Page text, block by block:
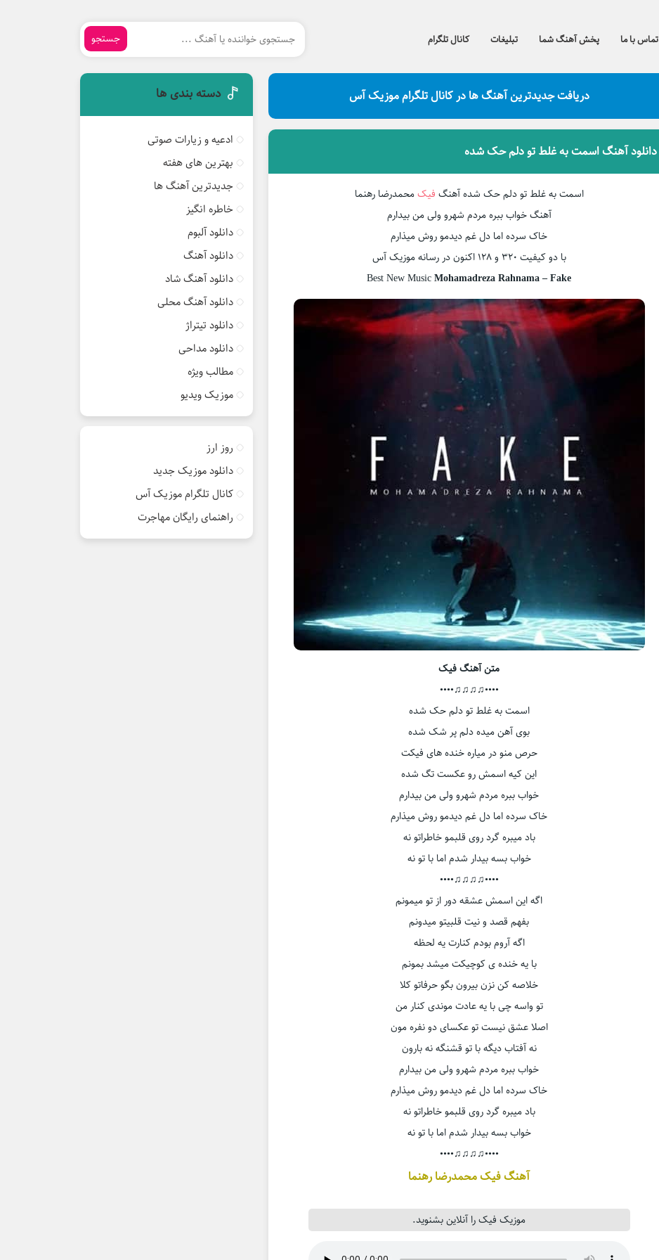
تماس با ما پخش آهنگ شما تبلیغات کانال تلگرام جستجو
دریافت جدیدترین آهنگ ها در کانال تلگرام موزیک آس
دانلود آهنگ اسمت به غلط تو دلم حک شده
اسمت به غلط تو دلم حک شده آهنگ فیکمحمدرضا رهنما
آهنگ خواب ببره مردم شهرو ولی من بیدارم
خاک سرده اما دل غم دیدمو روش میذارم
با دو کیفیت ۳۲۰ و ۱۲۸ اکنون در رسانه موزیک آس
Best New MusicMohamadreza Rahnama – Fake
متن آهنگ فیک
••••♫♫♫♫••••
اسمت به غلط تو دلم حک شده
بوی آهن میده دلم پر شک شده
حرص منو در میاره خنده های فیکت
این کیه اسمش رو عکست تگ شده
خواب ببره مردم شهرو ولی من بیدارم
خاک سرده اما دل غم دیدمو روش میذارم
باد میبره گرد روی قلبمو خاطراتو نه
خواب بسه بیدار شدم اما با تو نه
••••♫♫♫♫••••
اگه این اسمش عشقه دور از تو میمونم
بفهم قصد و نیت قلبیتو میدونم
اگه آروم بودم کنارت یه لحظه
با یه خنده ی کوچیکت میشد بمونم
خلاصه کن نزن بیرون بگو حرفاتو کلا
تو واسه چی با یه عادت موندی کنار من
اصلا عشق نیست تو عکسای دو نفره مون
نه آفتاب دیگه با تو قشنگه نه بارون
خواب ببره مردم شهرو ولی من بیدارم
خاک سرده اما دل غم دیدمو روش میذارم
باد میبره گرد روی قلبمو خاطراتو نه
خواب بسه بیدار شدم اما با تو نه
••••♫♫♫♫••••
آهنگ فیک محمدرضا رهنما
موزیک فیک را آنلاین بشنوید.
دسته بندی ها
ادعیه و زیارات صوتی
بهترین های هفته
جدیدترین آهنگ ها
خاطره انگیز
دانلود آلبوم
دانلود آهنگ
دانلود آهنگ شاد
دانلود آهنگ محلی
دانلود تیتراژ
دانلود مداحی
مطالب ویژه
موزیک ویدیو
روز ارز
دانلود موزیک جدید
کانال تلگرام موزیک آس
راهنمای رایگان مهاجرت